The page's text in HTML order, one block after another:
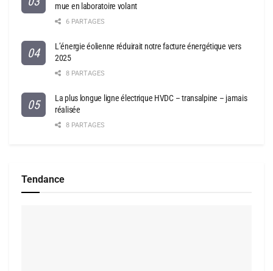
mue en laboratoire volant
6 PARTAGES
L’énergie éolienne réduirait notre facture énergétique vers
2025
8 PARTAGES
La plus longue ligne électrique HVDC – transalpine – jamais
réalisée
8 PARTAGES
Tendance